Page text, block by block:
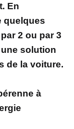
En
quelques
2 ou par 3
solution
de la voiture.
à